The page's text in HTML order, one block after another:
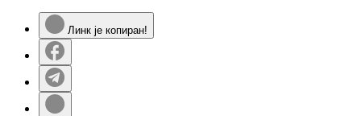
Линк је копиран!